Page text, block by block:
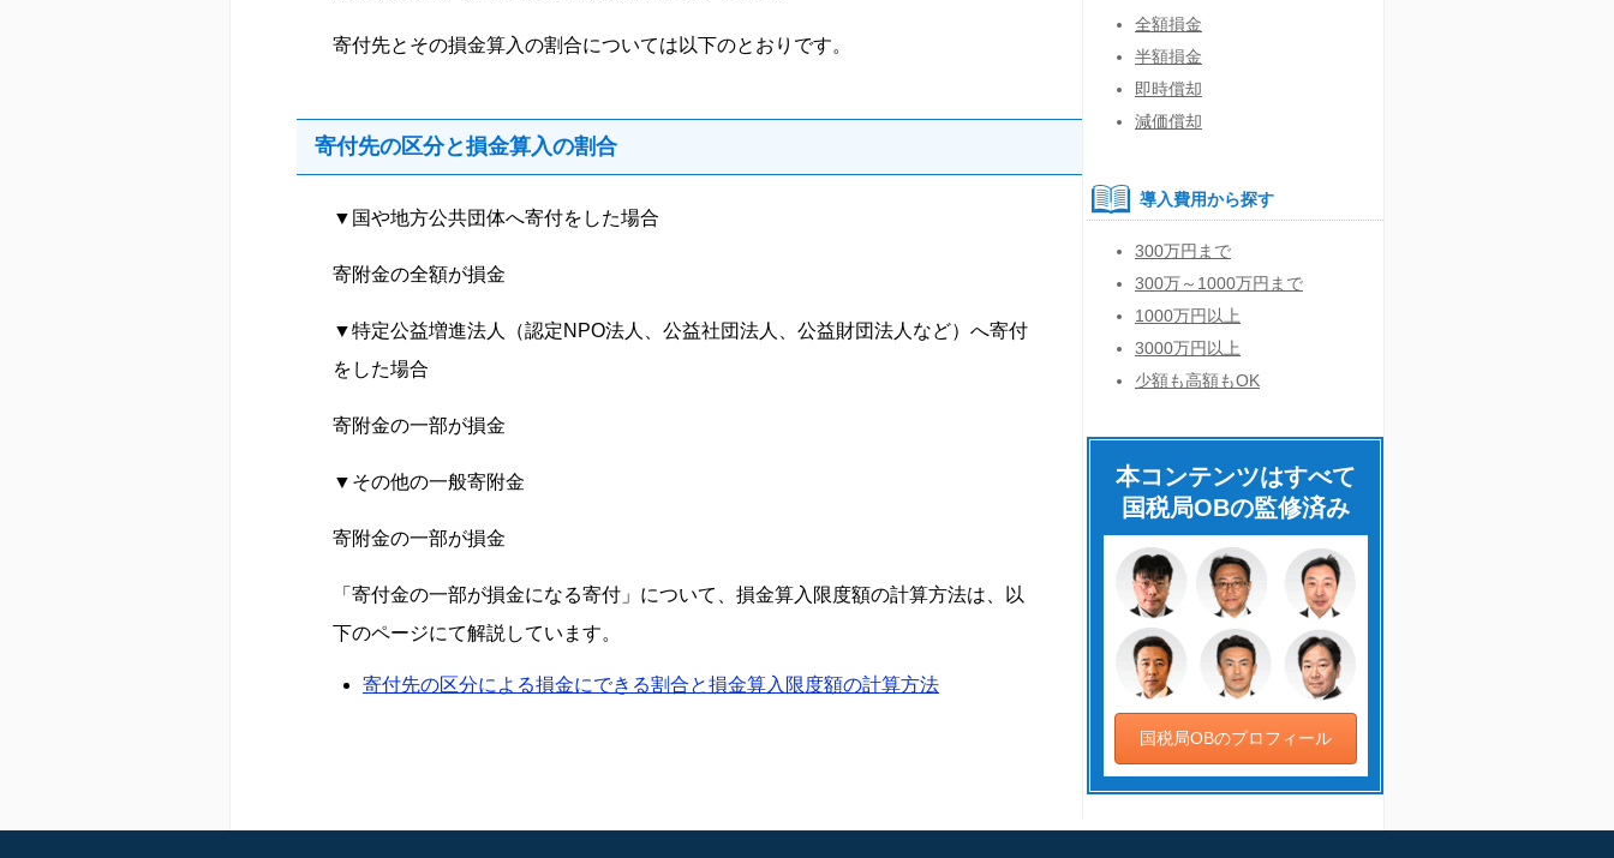
寄付先とその損金算入の割合については以下のとおりです。
寄付先の区分と損金算入の割合
▼国や地方公共団体へ寄付をした場合
寄附金の全額が損金
▼特定公益増進法人（認定NPO法人、公益社団法人、公益財団法人など）へ寄付
をした場合
寄附金の一部が損金
▼その他の一般寄附金
寄附金の一部が損金
「寄付金の一部が損金になる寄付」について、損金算入限度額の計算方法は、以
下のページにて解説しています。
寄付先の区分による損金にできる割合と損金算入限度額の計算方法
全額損金
半額損金
即時償却
減価償却
導入費用から探す
300万円まで
300万～1000万円まで
1000万円以上
3000万円以上
少額も高額もOK
本コンテンツはすべて
国税局OBの監修済み
国税局OBのプロフィール